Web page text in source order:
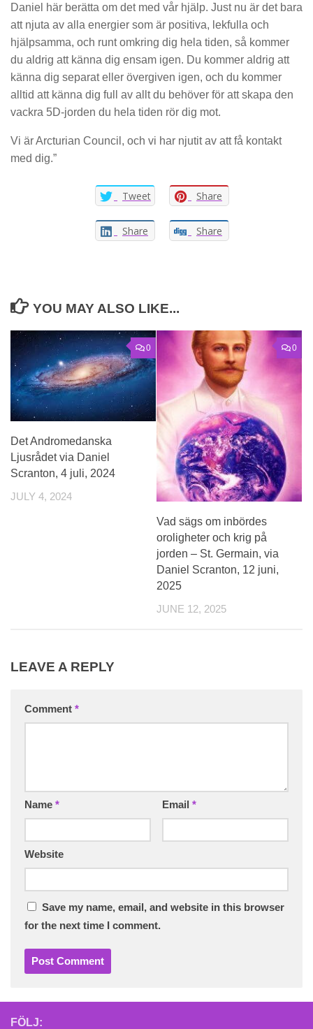
Daniel här berätta om det med vår hjälp. Just nu är det bara
att njuta av alla energier som är positiva, lekfulla och
hjälpsamma, och runt omkring dig hela tiden, så kommer
du aldrig att känna dig ensam igen. Du kommer aldrig att
känna dig separat eller övergiven igen, och du kommer
alltid att känna dig full av allt du behöver för att skapa den
vackra 5D-jorden du hela tiden rör dig mot.
Vi är Arcturian Council, och vi har njutit av att få kontakt
med dig.”
Tweet Share
Share Share
YOU MAY ALSO LIKE...
0
Det Andromedanska
Ljusrådet via Daniel
Scranton, 4 juli, 2024
JULY 4, 2024
0
Vad sägs om inbördes
oroligheter och krig på
jorden – St. Germain, via
Daniel Scranton, 12 juni,
2025
JUNE 12, 2025
LEAVE A REPLY
Comment *
Name * Email *
Website
Save my name, email, and website in this browser
for the next time I comment.
FÖLJ: